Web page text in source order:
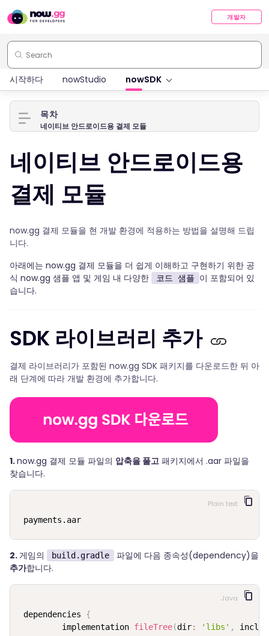
개발자
시작하다 nowStudio nowSDK
네이티브 안드로이드용
결제 모듈
now.gg 결제 모듈을 현 개발 환경에 적용하는 방법을 설명해 드립
니다.
아래에는 now.gg 결제 모듈을 더 쉽게 이해하고 구현하기 위한 공
식 now.gg 샘플 앱 및 게임 내 다양한
코드 샘플
이 포함되어 있
습니다.
SDK 라이브러리 추가
결제 라이브러리가 포함된 now.gg SDK 패키지를 다운로드한 뒤 아
래 단계에 따라 개발 환경에 추가합니다.
1.now.gg 결제 모듈 파일의 압축을 풀고 패키지에서 .aar 파일을
찾습니다.
payments.aar
Plain text
2.게임의 build.gradle
파일에 다음 종속성(dependency)을
추가합니다.
dependencies {
         implementation
fileTree(dir: 'libs' ,
Java
목차
네이티브 안드로이드용 결제 모듈